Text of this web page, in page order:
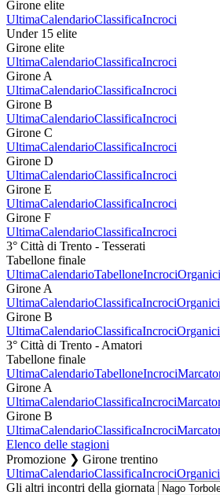
Girone elite
UltimaCalendarioClassificaIncroci
Under 15 elite
Girone elite
UltimaCalendarioClassificaIncroci
Girone A
UltimaCalendarioClassificaIncroci
Girone B
UltimaCalendarioClassificaIncroci
Girone C
UltimaCalendarioClassificaIncroci
Girone D
UltimaCalendarioClassificaIncroci
Girone E
UltimaCalendarioClassificaIncroci
Girone F
UltimaCalendarioClassificaIncroci
3° Città di Trento - Tesserati
Tabellone finale
UltimaCalendarioTabelloneIncrociOrganici
Girone A
UltimaCalendarioClassificaIncrociOrganici
Girone B
UltimaCalendarioClassificaIncrociOrganici
3° Città di Trento - Amatori
Tabellone finale
UltimaCalendarioTabelloneIncroci
Girone A
UltimaCalendarioClassificaIncroci
Girone B
UltimaCalendarioClassificaIncroci
Elenco delle stagioni
Promozione ❯ Girone trentino
UltimaCalendarioClassificaIncrociOrganici
Gli altri incontri della giornata